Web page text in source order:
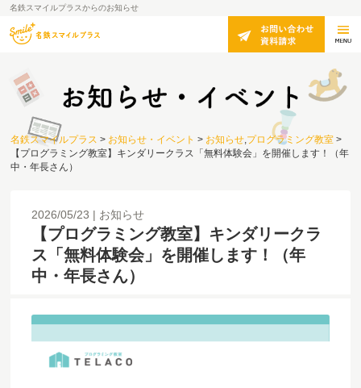
名鉄スマイルプラスからのお知らせ
名鉄スマイルプラス > お知らせ・イベント > お知らせ,プログラミング教室 >
【プログラミング教室】キンダリークラス「無料体験会」を開催します！（年
中・年長さん）
2026/05/23 お知らせ
【プログラミング教室】キンダリークラ
ス「無料体験会」を開催します！（年
中・年長さん）